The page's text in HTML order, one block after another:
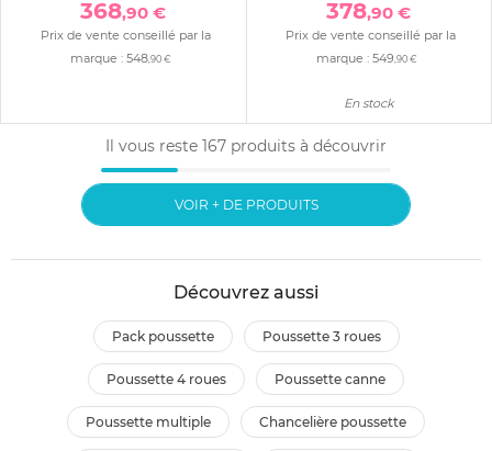
368,90 €
Prix de vente conseillé par la
marque :548 ,90 €
378,90 €
Prix de vente conseillé par la
marque : 549 ,90 €
En stock
Il vous reste 167 produits à découvrir
VOIR + DE PRODUITS
Découvrez aussi
pack poussette poussette 3 roues
poussette 4 roues poussette canne
poussette multiple chancelière poussette